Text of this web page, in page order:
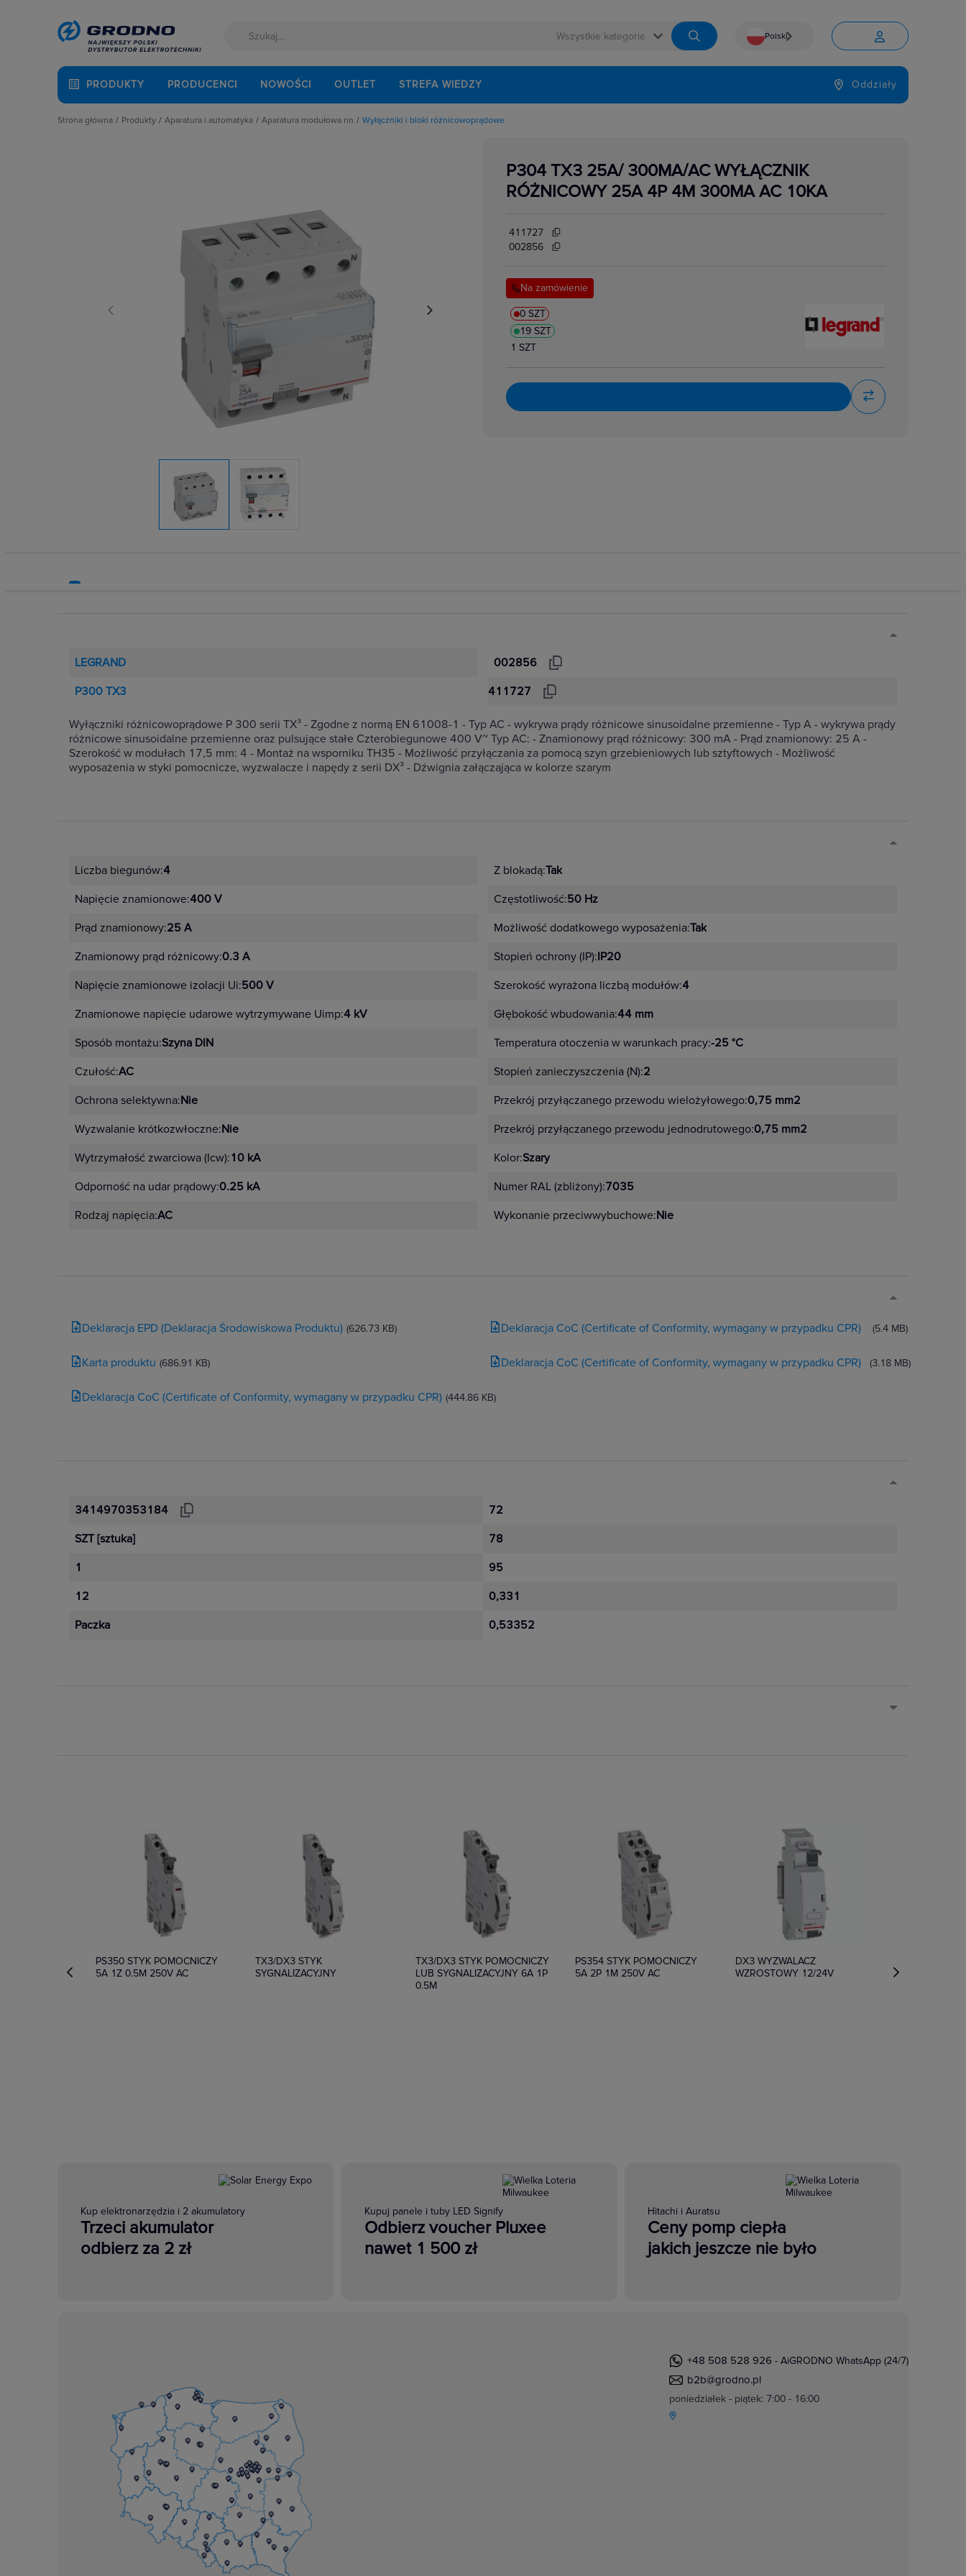
 Polski
Język

PRODUKTY PRODUCENCI NOWOŚCI OUTLET STREFA WIEDZY Oddziały
Strona główna
Produkty
Narzędzia i mierniki
Ochrona odgromowa
Odzież ochronna i BHP
Osprzęt siłowy, przenośny
Pompy ciepła
Systemy HVAC
Technika instalacyjna
Aparatura i automatyka
Czujniki i wyłączniki krańcowe
Elementy pasywne
Elementy sterowania i sygnalizacji
Optoelektronika
Rozłączniki i podstawy bezpiecznikowe
Sterownie i zabezpieczenie silników elektrycznych
Aparatura modułowa nn
Pozostałe akcesoria
Przekaźniki impulsowe
Przekaźniki instalacyjne
Przyciski modułowe
Regulatory temperatury
Rozłączniki bezpiecznikowe D0
Rozłączniki i przełączniki
Styczniki modułowe
Szyny łączeniowe widełkowe i sztyftowe
Transformatory dzwonkowe
Wkładki bezpiecznikowe cylindryczne
Wkładki bezpiecznikowe cylindryczne miniaturowe
Wyłączniki i bloki różnicowoprądowe
Wyłączniki nadmiarowoprądowe
Wyłączniki przeciwpożarowe
Wyłączniki różnicowoprądowe z członem nadprądowym
Wyłączniki selektywne
Wyłączniki taryfowe
Wyłączniki i bloki różnicowoprądowe
P304 TX3 25A/ 300MA/AC WYŁĄCZNIK
RÓŻNICOWY 25A 4P 4M 300MA AC 10KA
411727
002856
Na zamówienie
0 SZT
19 SZT
1 SZT
LEGRAND
002856
P300 TX3
411727
Wyłączniki różnicowoprądowe P 300 serii TX³ - Zgodne z normą EN 61008-1 - Typ AC - wykrywa prądy różnicowe sinusoidalne przemienne - Typ A - wykrywa prądy
różnicowe sinusoidalne przemienne oraz pulsujące stałe Czterobiegunowe 400 V~ Typ AC: - Znamionowy prąd różnicowy: 300 mA - Prąd znamionowy: 25 A -
Szerokość w modułach 17,5 mm: 4 - Montaż na wsporniku TH35 - Możliwość przyłączania za pomocą szyn grzebieniowych lub sztyftowych - Możliwość
wyposażenia w styki pomocnicze, wyzwalacze i napędy z serii DX³ - Dźwignia załączająca w kolorze szarym
Liczba biegunów:4
Napięcie znamionowe:400 V
Prąd znamionowy:25 A
Znamionowy prąd różnicowy:0.3 A
Napięcie znamionowe izolacji Ui:500 V
Znamionowe napięcie udarowe wytrzymywane Uimp:4 kV
Sposób montażu:Szyna DIN
Czułość:AC
Ochrona selektywna:Nie
Wyzwalanie krótkozwłoczne:Nie
Wytrzymałość zwarciowa (Icw):10 kA
Odporność na udar prądowy:0.25 kA
Rodzaj napięcia:AC
Z blokadą:Tak
Częstotliwość:50 Hz
Możliwość dodatkowego wyposażenia:Tak
Stopień ochrony (IP):IP20
Szerokość wyrażona liczbą modułów:4
Głębokość wbudowania:44 mm
Temperatura otoczenia w warunkach pracy:-25 °C
Stopień zanieczyszczenia (N):2
Przekrój przyłączanego przewodu wielożyłowego:0,75 mm2
Przekrój przyłączanego przewodu jednodrutowego:0,75 mm2
Kolor:Szary
Numer RAL (zbliżony):7035
Wykonanie przeciwwybuchowe:Nie
Deklaracja EPD (Deklaracja Środowiskowa Produktu) (626.73 KB)
Karta produktu (686.91 KB)
Deklaracja CoC (Certificate of Conformity, wymagany w przypadku CPR) (444.86 KB)
Deklaracja CoC (Certificate of Conformity, wymagany w przypadku CPR) (5.4 MB)
Deklaracja CoC (Certificate of Conformity, wymagany w przypadku CPR) (3.18 MB)
3414970353184
SZT [sztuka]
1
12
Paczka
72
78
95
0,331
0,53352
PS350 STYK POMOCNICZY
5A 1Z 0.5M 250V AC
TX3/DX3 STYK
SYGNALIZACYJNY
TX3/DX3 STYK POMOCNICZY
LUB SYGNALIZACYJNY 6A 1P
0.5M
PS354 STYK POMOCNICZY
5A 2P 1M 250V AC
DX3 WYZWALACZ
WZROSTOWY 12/24V
Kup elektronarzędzia i 2 akumulatory
Trzeci akumulator
odbierz za 2 zł
Kupuj panele i tuby LED Signify
Odbierz voucher Pluxee
nawet 1 500 zł
Hitachi i Auratsu
Ceny pomp ciepła
jakich jeszcze nie było
+48 508 528 926 - AiGRODNO WhatsApp (24/7)
b2b@grodno.pl
poniedziałek - piątek: 7:00 - 16:00